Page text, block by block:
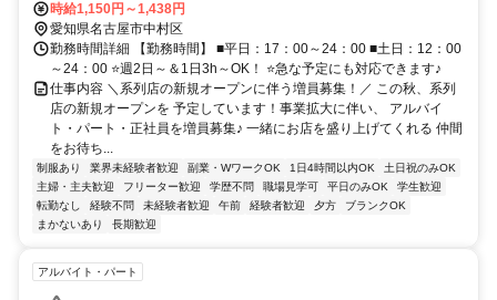
時給1,150円～1,438円
愛知県名古屋市中村区
勤務時間詳細 【勤務時間】 ■平日：17：00～24：00 ■土日：12：00
～24：00 ⭐週2日～＆1日3h～OK！ ⭐急な予定にも対応できます♪
仕事内容 ＼系列店の新規オープンに伴う増員募集！／ この秋、系列
店の新規オープンを 予定しています！事業拡大に伴い、 アルバイ
ト・パート・正社員を増員募集♪ 一緒にお店を盛り上げてくれる 仲間
をお待ち...
制服あり 業界未経験者歓迎 副業・WワークOK 1日4時間以内OK
土日祝のみOK
主婦・主夫歓迎
フリーター歓迎 学歴不問 職場見学可 平日のみOK
学生歓迎
転勤なし
経験不問 未経験者歓迎 午前 経験者歓迎 夕方
ブランクOK
まかないあり
長期歓迎
アルバイト・パート